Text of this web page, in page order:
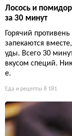
Лосось и
за 30 минут
Горячий
запекаются
уды. Всего 30
вкусом специй.
е.
Еда и рецепты 8 181